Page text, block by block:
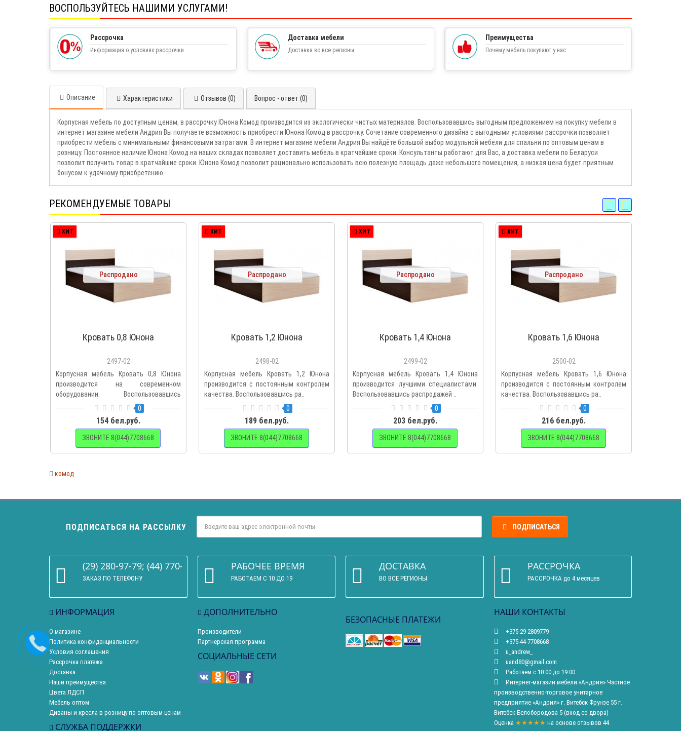
ВОСПОЛЬЗУЙТЕСЬ НАШИМИ УСЛУГАМИ!
Рассрочка
Информация о условиях рассрочки
Доставка мебели
Доставка во все регионы
Преимущества
Почему мебель покупают у нас
Описание Характеристики Отзывов (0) Вопрос - ответ (0)
Корпусная мебель по доступным ценам, в рассрочку Юнона Комод производится из экологически чистых материалов. Воспользовавшись выгодным предложением на покупку мебели в
интернет магазине мебели Андрия Вы получаете возможность приобрести Юнона Комод в рассрочку. Сочетание современного дизайна с выгодными условиями рассрочки позволяет
приобрести мебель с минимальными финансовыми затратами. В интернет магазине мебели Андрия Вы найдёте большой выбор модульной мебели для спальни по оптовым ценам в
розницу. Постоянное наличие Юнона Комод на наших складах позволяет доставить мебель в кратчайшие сроки. Консультанты работают для Вас, а доставка мебели по Беларуси
позволит получить товар в кратчайшие сроки. Юнона Комод позволит рационально использовать всю полезную площадь даже небольшого помещения, а низкая цена будет приятным
бонусом к удачному приобретению.
РЕКОМЕНДУЕМЫЕ ТОВАРЫ
ХИТ
Распродано
Кровать 0,8 Юнона
2497-02
Корпусная мебель Кровать 0,8 Юнона
производится на современном
оборудовании. Воспользовавшись
0
154 бел.руб.
ЗВОНИТЕ 8(044)7708668
ХИТ
Распродано
Кровать 1,2 Юнона
2498-02
Корпусная мебель Кровать 1,2 Юнона
производится с постоянным контролем
качества. Воспользовавшись ра..
0
189 бел.руб.
ЗВОНИТЕ 8(044)7708668
ХИТ
Распродано
Кровать 1,4 Юнона
2499-02
Корпусная мебель Кровать 1,4 Юнона
производится лучшими специалистами.
Воспользовавшись распродажей ..
0
203 бел.руб.
ЗВОНИТЕ 8(044)7708668
ХИТ
Распродано
Кровать 1,6 Юнона
2500-02
Корпусная мебель Кровать 1,6 Юнона
производится с постоянным контролем
качества. Воспользовавшись ра..
0
216 бел.руб.
ЗВОНИТЕ 8(044)7708668
комод
ПОДПИСАТЬСЯ НА РАССЫЛКУ ПОДПИСАТЬСЯ
(29) 280-97-79; (44) 770-86-68
ЗАКАЗ ПО ТЕЛЕФОНУ
РАБОЧЕЕ ВРЕМЯ
РАБОТАЕМ С 10 ДО 19
ДОСТАВКА
ВО ВСЕ РЕГИОНЫ
РАССРОЧКА
РАССРОЧКА до 4 месяцев
ИНФОРМАЦИЯ
О магазине
Политика конфиденциальности
Условия соглашения
Рассрочка платежа
Доставка
Наши преимущества
Цвета ЛДСП
Мебель оптом
Диваны и кресла в розницу по оптовым ценам
СЛУЖБА ПОДДЕРЖКИ
ДОПОЛНИТЕЛЬНО
Производители
Партнерская программа
СОЦИАЛЬНЫЕ СЕТИ
БЕЗОПАСНЫЕ ПЛАТЕЖИ
НАШИ КОНТАКТЫ
+375-29-2809779
+375-44-7708668
u_andrew_
uand80@gmail.com
Работаем с 10:00 до 19:00
Интернет-магазин мебели «Андрия» Частное
производственно-торговое унитарное
предприятие «Андрия» г. Витебск Фрунзе 55 г.
Витебск Белобородова 5 (вход со двора)
Оценка ★★★★★ на основе отзывов 44